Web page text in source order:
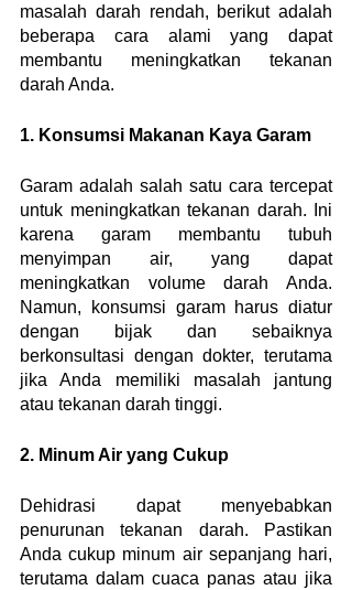
masalah darah rendah, berikut adalah
beberapa cara alami yang dapat
membantu meningkatkan tekanan
darah Anda.
1. Konsumsi Makanan Kaya Garam
Garam adalah salah satu cara tercepat
untuk meningkatkan tekanan darah. Ini
karena garam membantu tubuh
menyimpan air, yang dapat
meningkatkan volume darah Anda.
Namun, konsumsi garam harus diatur
dengan bijak dan sebaiknya
berkonsultasi dengan dokter, terutama
jika Anda memiliki masalah jantung
atau tekanan darah tinggi.
2. Minum Air yang Cukup
Dehidrasi dapat menyebabkan
penurunan tekanan darah. Pastikan
Anda cukup minum air sepanjang hari,
terutama dalam cuaca panas atau jika